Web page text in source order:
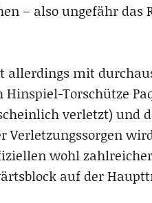
– also ungefähr das
allerdings mit
Torschütze
verletzt) und
Verletzungssorgen
wohl
auf der